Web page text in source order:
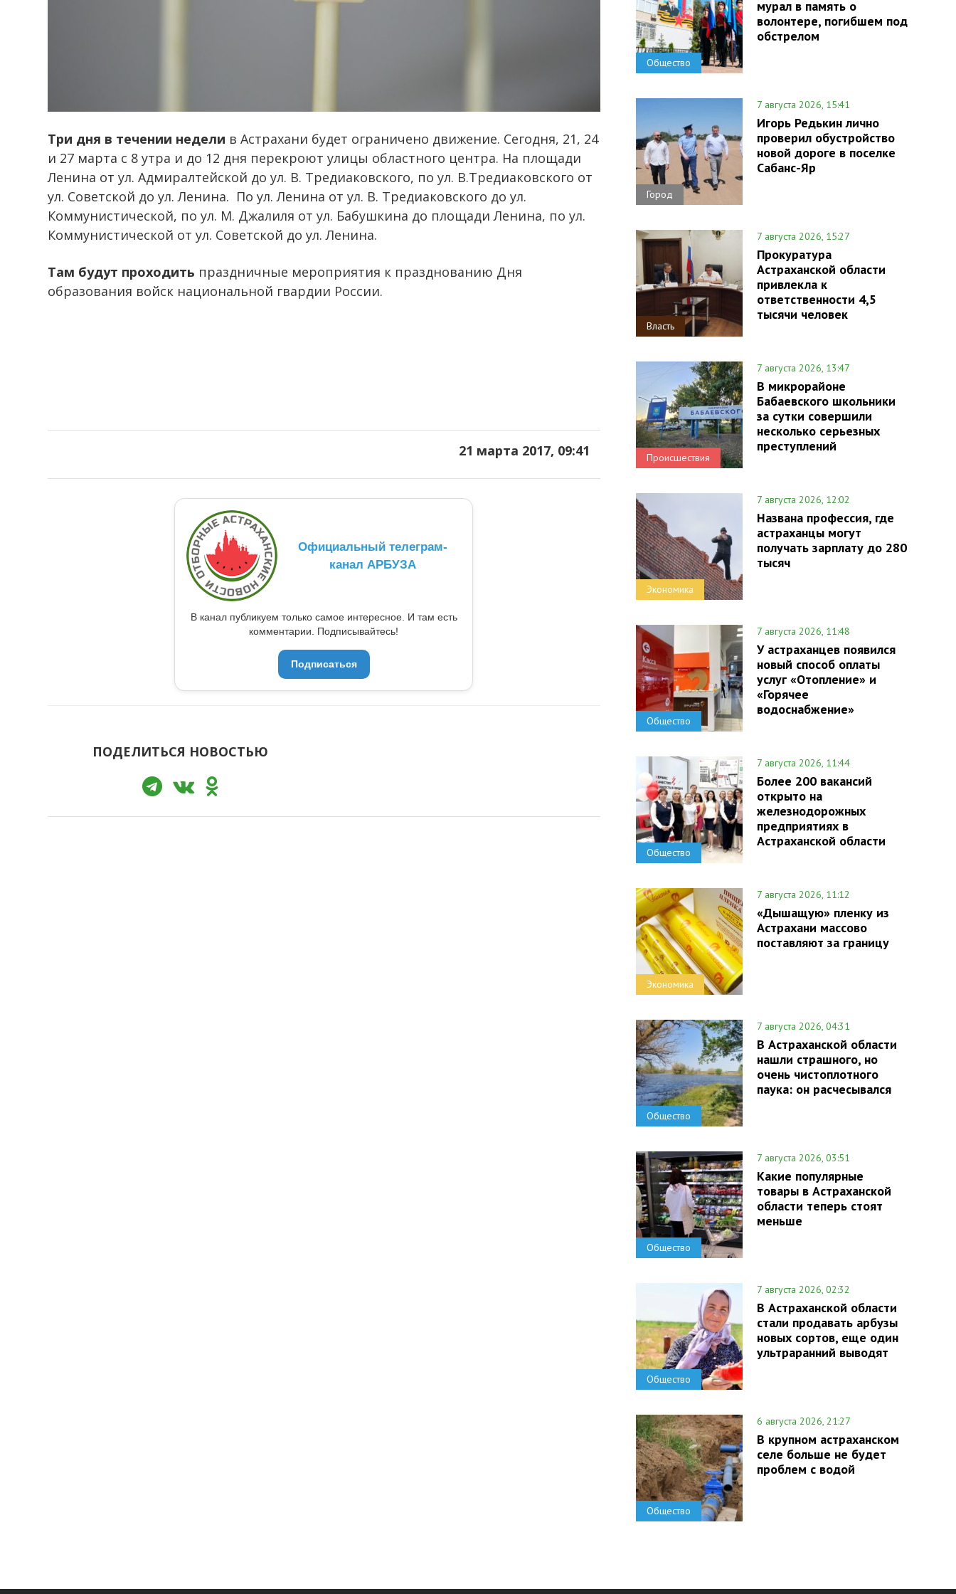
Три дня в течении недели в Астрахани будет ограничено движение. Сегодня, 21, 24
и 27 марта с 8 утра и до 12 дня перекроют улицы областного центра. На площади
Ленина от ул. Адмиралтейской до ул. В. Тредиаковского, по ул. В.Тредиаковского от
ул. Советской до ул. Ленина. По ул. Ленина от ул. В. Тредиаковского до ул.
Коммунистической, по ул. М. Джалиля от ул. Бабушкина до площади Ленина, по ул.
Коммунистической от ул. Советской до ул. Ленина.
Там будут проходить праздничные мероприятия к празднованию Дня
образования войск национальной гвардии России.
21 марта 2017, 09:41
Официальный телеграм-
канал АРБУЗА
В канал публикуем только самое интересное. И там есть
комментарии. Подписывайтесь!
Подписаться
ПОДЕЛИТЬСЯ НОВОСТЬЮ
Общество
мурал в память о
волонтере, погибшем под
обстрелом
Город
7 августа 2026, 15:41
Игорь Редькин лично
проверил обустройство
новой дороге в поселке
Сабанс-Яр
Власть
7 августа 2026, 15:27
Прокуратура
Астраханской области
привлекла к
ответственности 4,5
тысячи человек
Происшествия
7 августа 2026, 13:47
В микрорайоне
Бабаевского школьники
за сутки совершили
несколько серьезных
преступлений
Экономика
7 августа 2026, 12:02
Названа профессия, где
астраханцы могут
получать зарплату до 280
тысяч
Общество
7 августа 2026, 11:48
У астраханцев появился
новый способ оплаты
услуг «Отопление» и
«Горячее
водоснабжение»
Общество
7 августа 2026, 11:44
Более 200 вакансий
открыто на
железнодорожных
предприятиях в
Астраханской области
Экономика
7 августа 2026, 11:12
«Дышащую» пленку из
Астрахани массово
поставляют за границу
Общество
7 августа 2026, 04:31
В Астраханской области
нашли страшного, но
очень чистоплотного
паука: он расчесывался
Общество
7 августа 2026, 03:51
Какие популярные
товары в Астраханской
области теперь стоят
меньше
Общество
7 августа 2026, 02:32
В Астраханской области
стали продавать арбузы
новых сортов, еще один
ультраранний выводят
Общество
6 августа 2026, 21:27
В крупном астраханском
селе больше не будет
проблем с водой